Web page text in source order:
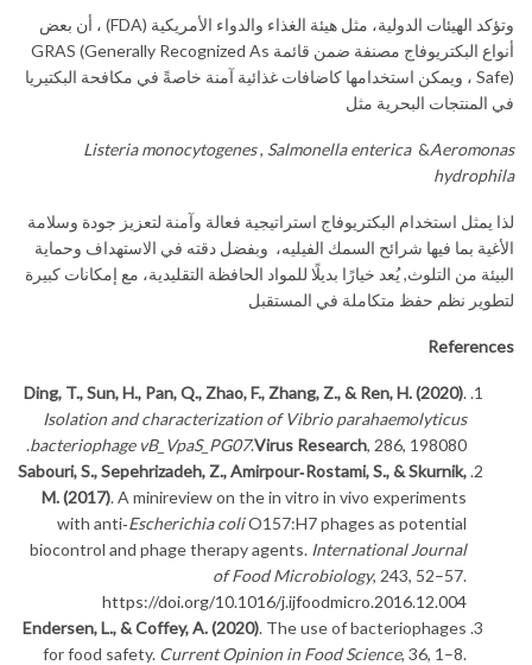
وتؤكد الهيئات الدولية، مثل هيئة الغذاء والدواء الأمريكية (FDA) ، أن بعض
أنواع البكتريوفاج مصنفة ضمن قائمة GRAS (Generally Recognized As
Safe) ، ويمكن استخدامها كاضافات غذائية آمنة خاصةً في مكافحة البكتيريا
في المنتجات البحرية مثل
Listeria monocytogenes, Salmonella enterica&Aeromonas
hydrophila
لذا يمثل استخدام البكتريوفاج استراتيجية فعالة وآمنة لتعزيز جودة وسلامة
الأغية بما فيها شرائح السمك الفيليه، وبفضل دقته في الاستهداف وحماية
البيئة من التلوث, يُعد خيارًا بديلًا للمواد الحافظة التقليدية، مع إمكانات كبيرة
لتطوير نظم حفظ متكاملة في المستقبل
References
Ding, T., Sun, H., Pan, Q., Zhao, F., Zhang, Z., & Ren, H. (2020).
Isolation and characterization of Vibrio parahaemolyticus
bacteriophage vB_VpaS_PG07.Virus Research, 286, 198080.
Sabouri, S., Sepehrizadeh, Z., Amirpour‑Rostami, S., & Skurnik,
M. (2017). A minireview on the in vitro in vivo experiments
with anti‑Escherichia coliO157:H7 phages as potential
biocontrol and phage therapy agents. International Journal
of Food Microbiology, 243, 52–57.
https://doi.org/10.1016/j.ijfoodmicro.2016.12.004
Endersen, L., & Coffey, A. (2020). The use of bacteriophages
for food safety. Current Opinion in Food Science, 36, 1–8.